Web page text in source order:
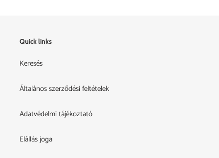
Quick links
Keresés
Általános szerződési feltételek
Adatvédelmi tájékoztató
Elállás joga